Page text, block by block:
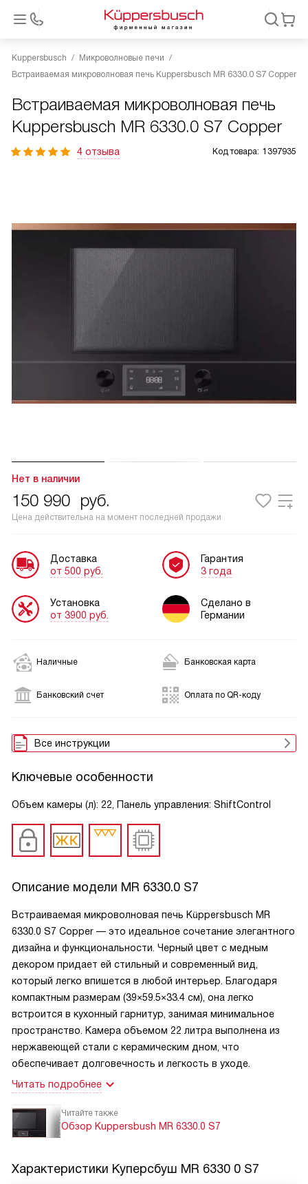
Kuppersbusch
Микроволновые печи
Встраиваемая микроволновая печь Kuppersbusch MR 6330.0 S7 Copper
Встраиваемая микроволновая печь
Kuppersbusch MR 6330.0 S7 Copper
4 отзыва Код товара: 1397935
Нет в наличии
150 990 руб.
Цена действительна на момент последней продажи
Доставка
от 500 руб.
Установка
от 3900 руб.
Гарантия
3 года
Сделано в
Германии
Наличные Банковская карта
Банковский счет Оплата по QR-коду
Все инструкции
Ключевые особенности
Объем камеры (л): 22, Панель управления: ShiftControl
Описание модели MR 6330.0 S7
Встраиваемая микроволновая печь Küppersbusch MR
6330.0 S7 Copper — это идеальное сочетание элегантного
дизайна и функциональности. Черный цвет с медным
декором придает ей стильный и современный вид,
который легко впишется в любой интерьер. Благодаря
компактным размерам (39×59.5×33.4 см), она легко
встроится в кухонный гарнитур, занимая минимальное
пространство. Камера объемом 22 литра выполнена из
нержавеющей стали с керамическим дном, что
обеспечивает долговечность и легкость в уходе.
Читать подробнее
Читайте также
Обзор Kuppersbush MR 6330.0 S7
Характеристики Куперсбуш MR 6330 0 S7